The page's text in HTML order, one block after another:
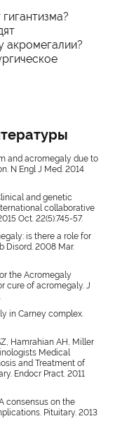
акромегалии?
and acromegaly due to
N Engl J Med. 2014
and genetic
collaborative
Oct. 22(5):745-57.
is there a role for
Disord. 2008 Mar.
the Acromegaly
cure of acromegaly. J
in Carney complex.
Hamrahian AH, Miller
Medical
and Treatment of
Endocr Pract. 2011
consensus on the
Pituitary. 2013